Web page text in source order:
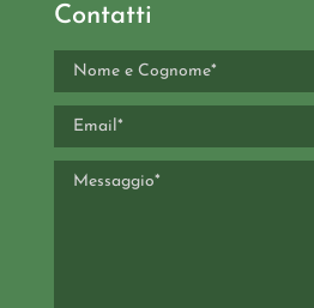
Contatti